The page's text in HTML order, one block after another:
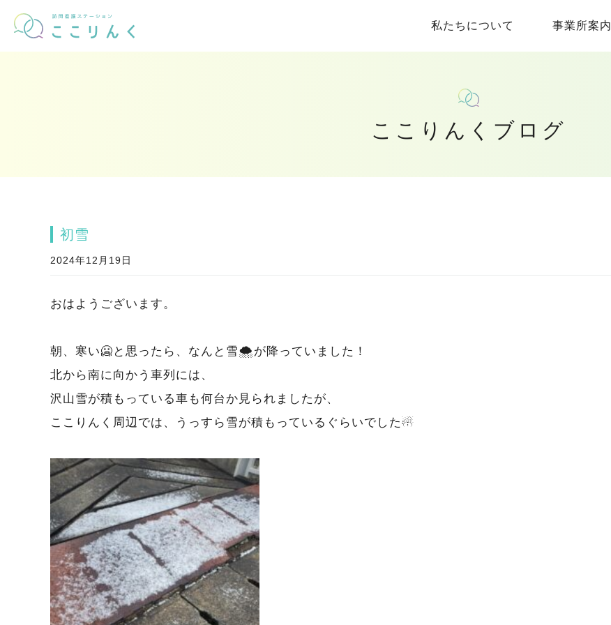
私たちについて 事業所案内
ここりんくブログ
初雪
2024年12月19日
おはようございます。
朝、寒い🥶と思ったら、なんと雪🌨️が降っていました！
北から南に向かう車列には、
沢山雪が積もっている車も何台か見られましたが、
ここりんく周辺では、うっすら雪が積もっているぐらいでした☃